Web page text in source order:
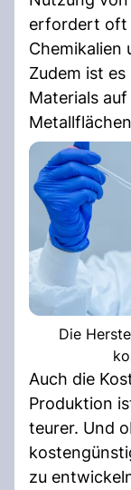
erfordert oft
Chemikalien
Zudem ist
Materials
Die
Auch die
Produktion
teurer. Und
zu